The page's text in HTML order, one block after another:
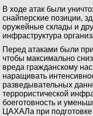
В ходе атак были
снайперские позиции,
оружейные склады и
инфраструктура
Перед атаками были
чтобы максимально
вреда гражданскому
наращивать
разведывательных
террористической
боеготовность и
ЦАХАЛа при